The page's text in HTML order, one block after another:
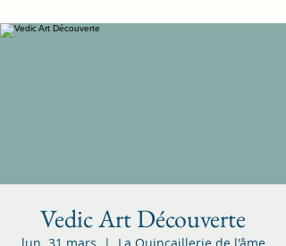
Vedic Art Découverte